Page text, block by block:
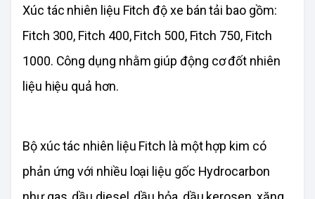
Xúc tác nhiên liệu Fitch độ xe bán tải bao gồm:
Fitch 300, Fitch 400, Fitch 500, Fitch 750, Fitch
1000. Công dụng nhằm giúp động cơ đốt nhiên
liệu hiệu quả hơn.
Bộ xúc tác nhiên liệu Fitch là một hợp kim có
phản ứng với nhiều loại liệu gốc Hydrocarbon